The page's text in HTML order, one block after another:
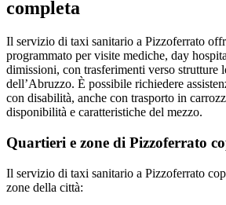
completa
Il servizio di taxi sanitario a Pizzoferrato
programmato per visite mediche, day
dimissioni, con trasferimenti verso strutture
dell’Abruzzo. È possibile richiedere
con disabilità, anche con trasporto in
disponibilità e caratteristiche del mezzo.
Quartieri e zone di Pizzoferrato
Il servizio di taxi sanitario a Pizzoferrato
zone della città: